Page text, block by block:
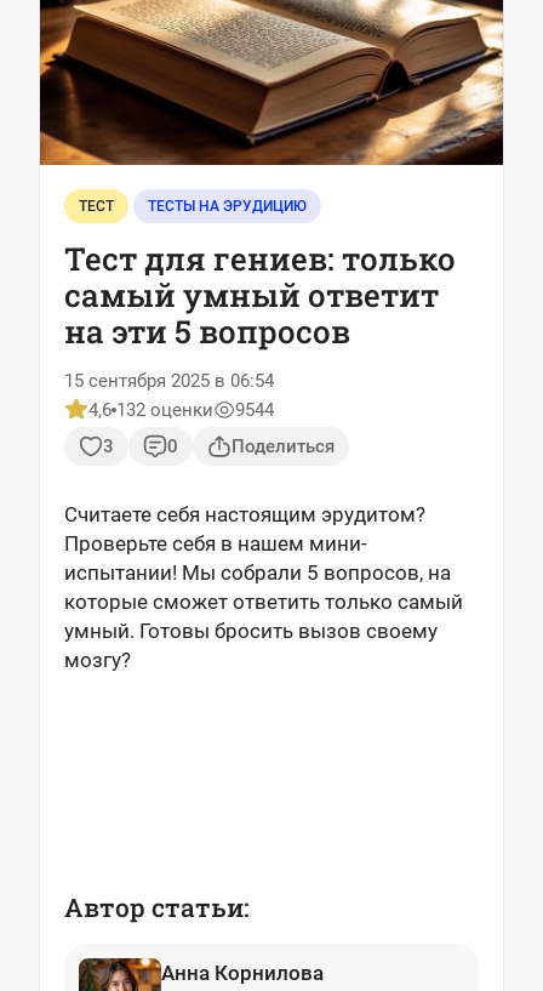
ТЕСТ ТЕСТЫ НА ЭРУДИЦИЮ
Тест для гениев: только
самый умный ответит
на эти 5 вопросов
15 сентября 2025 в 06:54
4,6 132 оценки
9544
3
0 Поделиться
Считаете себя настоящим эрудитом?
Проверьте себя в нашем мини-
испытании! Мы собрали 5 вопросов, на
которые сможет ответить только самый
умный. Готовы бросить вызов своему
мозгу?
Автор статьи:
Анна Корнилова